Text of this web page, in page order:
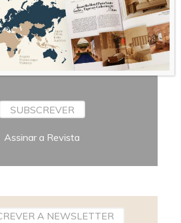
Periodicidade
SUBSCREVER
Assinar a Revista
A NEWSLETTER